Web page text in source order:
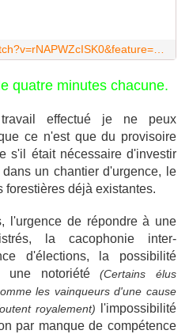
quatre minutes chacune.
effectué je ne peux
ce n'est que du provisoire
s'il était nécessaire d'investir
un chantier d'urgence, le
forestières déjà existantes.
l'urgence de répondre à une
la cacophonie inter-
d'élections, la possibilité
une notoriété(Certains élus
les vainqueurs d'une cause
royalement)
l'impossibilité
par manque de compétence